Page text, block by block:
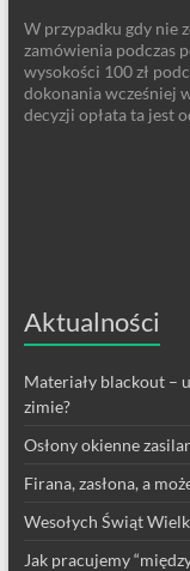
W przypadku gdy nie
zamówienia podczas
wysokości 100 zł
dokonania wcześniej
decyzji opłata ta jest
Aktualności
Materiały blackout –
zimie?
Osłony okienne
Firana, zasłona, a
Wesołych Świąt
Jak pracujemy